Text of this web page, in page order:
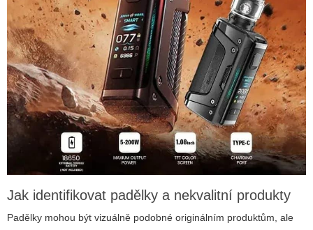
Jak identifikovat padělky a nekvalitní produkty
Padělky mohou být vizuálně podobné originálním produktům, ale